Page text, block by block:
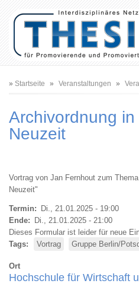
Pfadnavigation
Startseite Veranstaltungen
Archivordnung
Neuzeit
Vortrag von Jan Fernhout zum
Neuzeit"
Termin
Di., 21.01.2025 - 19:00
Ende
Di., 21.01.2025 - 21:00
Dieses Formular ist leider für neue
Tags
Vortrag Gruppe Berlin/
Ort
Hochschule für Wirtschaft